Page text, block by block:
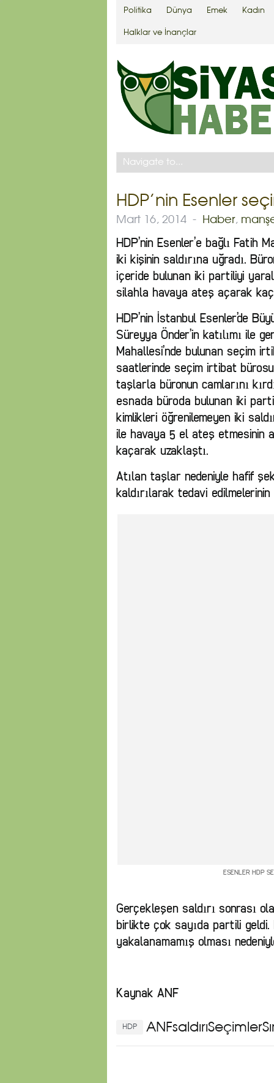
Politika Dünya Emek Kadın
Halklar ve İnançlar
HDP’nin Esenler
Mart 16, 2014 - Haber,
HDP’nin Esenler’e bağlı Fatih
iki kişinin saldırına uğradı.
içeride bulunan iki partiliyi
silahla havaya ateş açarak
HDP’nin İstanbul Esenler’de
Süreyya Önder’in katılımı ile
Mahallesi’nde bulunan seçim
saatlerinde seçim irtibat
taşlarla büronun camlarını
esnada büroda bulunan iki
kimlikleri öğrenilemeyen iki
ile havaya 5 el ateş etmesinin
kaçarak uzaklaştı.
Atılan taşlar nedeniyle hafif
kaldırılarak tedavi
ESENLER HDP
Gerçekleşen saldırı sonrası
birlikte çok sayıda partili
yakalanamamış olması
Kaynak ANF
ANF
HDP